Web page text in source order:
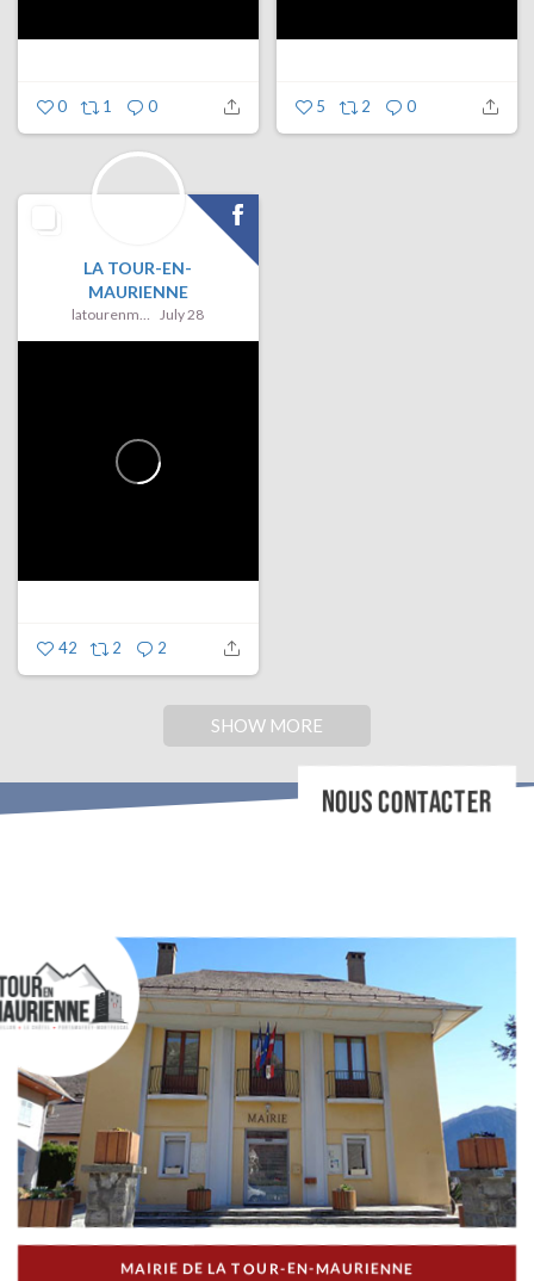
0 1 0 5 2 0
LA TOUR-EN-
MAURIENNE
latourenmaurienne July 28
42 2 2
SHOW MORE
NOUS CONTACTER
MAIRIE DE LA TOUR-EN-MAURIENNE